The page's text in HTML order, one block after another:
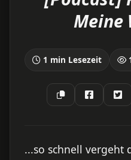
Meine
1 min Lesezeit
...so schnell vergeht